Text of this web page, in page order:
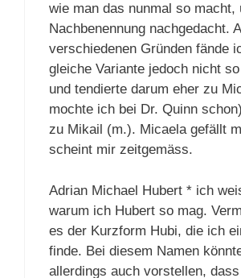
wie man das nunmal so macht,
Nachbenennung nachgedacht.
verschiedenen Gründen fände
gleiche Variante jedoch nicht
und tendierte darum eher zu
mochte ich bei Dr. Quinn
zu Mikail (m.). Micaela gefällt
scheint mir zeitgemäss.
Adrian Michael Hubert * ich
warum ich Hubert so mag.
es der Kurzform Hubi, die ich
finde. Bei diesem Namen
allerdings auch vorstellen,